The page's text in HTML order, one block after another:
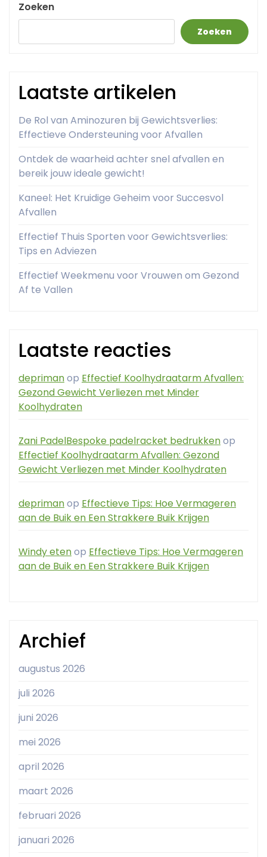
Zoeken
Zoeken
Laatste artikelen
De Rol van Aminozuren bij Gewichtsverlies:
Effectieve Ondersteuning voor Afvallen
Ontdek de waarheid achter snel afvallen en
bereik jouw ideale gewicht!
Kaneel: Het Kruidige Geheim voor Succesvol
Afvallen
Effectief Thuis Sporten voor Gewichtsverlies:
Tips en Adviezen
Effectief Weekmenu voor Vrouwen om Gezond
Af te Vallen
Laatste reacties
deprimanop Effectief Koolhydraatarm Afvallen:
Gezond Gewicht Verliezen met Minder
Koolhydraten
Zani PadelBespoke padelracket bedrukkenop
Effectief Koolhydraatarm Afvallen: Gezond
Gewicht Verliezen met Minder Koolhydraten
deprimanop Effectieve Tips: Hoe Vermageren
aan de Buik en Een Strakkere Buik Krijgen
Windy etenop Effectieve Tips: Hoe Vermageren
aan de Buik en Een Strakkere Buik Krijgen
Archief
augustus 2026
juli 2026
juni 2026
mei 2026
april 2026
maart 2026
februari 2026
januari 2026